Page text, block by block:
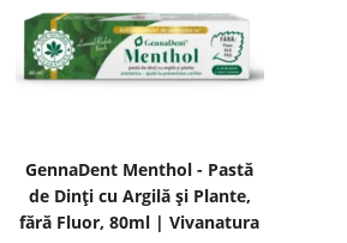
GennaDent Menthol - Pastă
de Dinți cu Argilă și Plante,
fără Fluor, 80ml | Vivanatura